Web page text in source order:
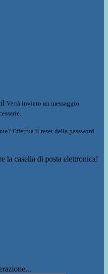
Verrà inviato un messaggio
Effettua il reset della password
la casella di posta elettronica!